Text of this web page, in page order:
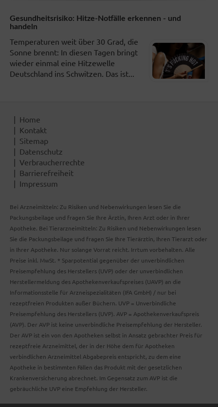
Gesundheitsrisiko: Hitze-Notfälle erkennen - und
handeln
Temperaturen weit über 30 Grad, die
Sonne brennt: In diesen Tagen bringt
wieder einmal eine Hitzewelle
Deutschland ins Schwitzen. Das ist...
Home
Kontakt
Sitemap
Datenschutz
Verbraucherrechte
Barrierefreiheit
Impressum
Bei Arzneimitteln: Zu Risiken und Nebenwirkungen lesen Sie die
Packungsbeilage und fragen Sie Ihre Ärztin, Ihren Arzt oder in Ihrer
Apotheke. Bei Tierarzneimitteln: Zu Risiken und Nebenwirkungen lesen
Sie die Packungsbeilage und fragen Sie Ihre Tierärztin, Ihren Tierarzt oder
in Ihrer Apotheke. Nur solange Vorrat reicht. Irrtum vorbehalten. Alle
Preise inkl. MwSt. * Sparpotential gegenüber der unverbindlichen
Preisempfehlung des Herstellers (UVP) oder der unverbindlichen
Herstellermeldung des Apothekenverkaufspreises (UAVP) an die
Informationsstelle für Arzneispezialitäten (IFA GmbH) / nur bei
rezeptfreien Produkten außer Büchern. UVP = Unverbindliche
Preisempfehlung des Herstellers (UVP). AVP = Apothekenverkaufspreis
(AVP). Der AVP ist keine unverbindliche Preisempfehlung der Hersteller.
Der AVP ist ein von den Apotheken selbst in Ansatz gebrachter Preis für
rezeptfreie Arzneimittel, der in der Höhe dem für Apotheken
verbindlichen Arzneimittel Abgabepreis entspricht, zu dem eine
Apotheke in bestimmten Fällen das Produkt mit der gesetzlichen
Krankenversicherung abrechnet. Im Gegensatz zum AVP ist die
gebräuchliche UVP eine Empfehlung der Hersteller.